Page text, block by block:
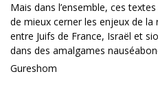
Mais dans l’ensemble, ces
de mieux cerner les enjeux de
entre Juifs de France, Israël et
dans des amalgames
Gureshom